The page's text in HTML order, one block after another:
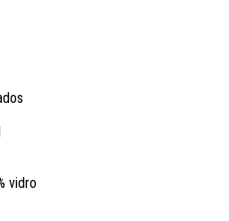
vidro